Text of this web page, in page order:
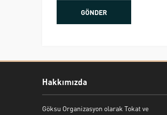
Hakkımızda
Göksu Organizasyon olarak Tokat ve
Bekir Kiper